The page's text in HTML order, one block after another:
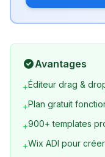
Avantages
+Éditeur drag &
+Plan gratuit
+900+ templates
+Wix ADI pour